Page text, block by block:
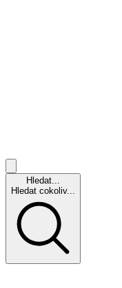
Hledat...
Hledat cokoliv...